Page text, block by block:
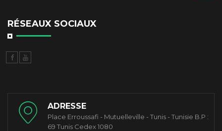
RÉSEAUX SOCIAUX
ADRESSE
Place Erroussafi - Mutuelleville - Tunis - Tunisie B.P :
69 Tunis Cedex 1080